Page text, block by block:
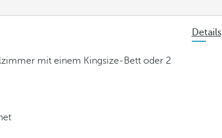
Details
mit einem Kingsize-Bett oder 2